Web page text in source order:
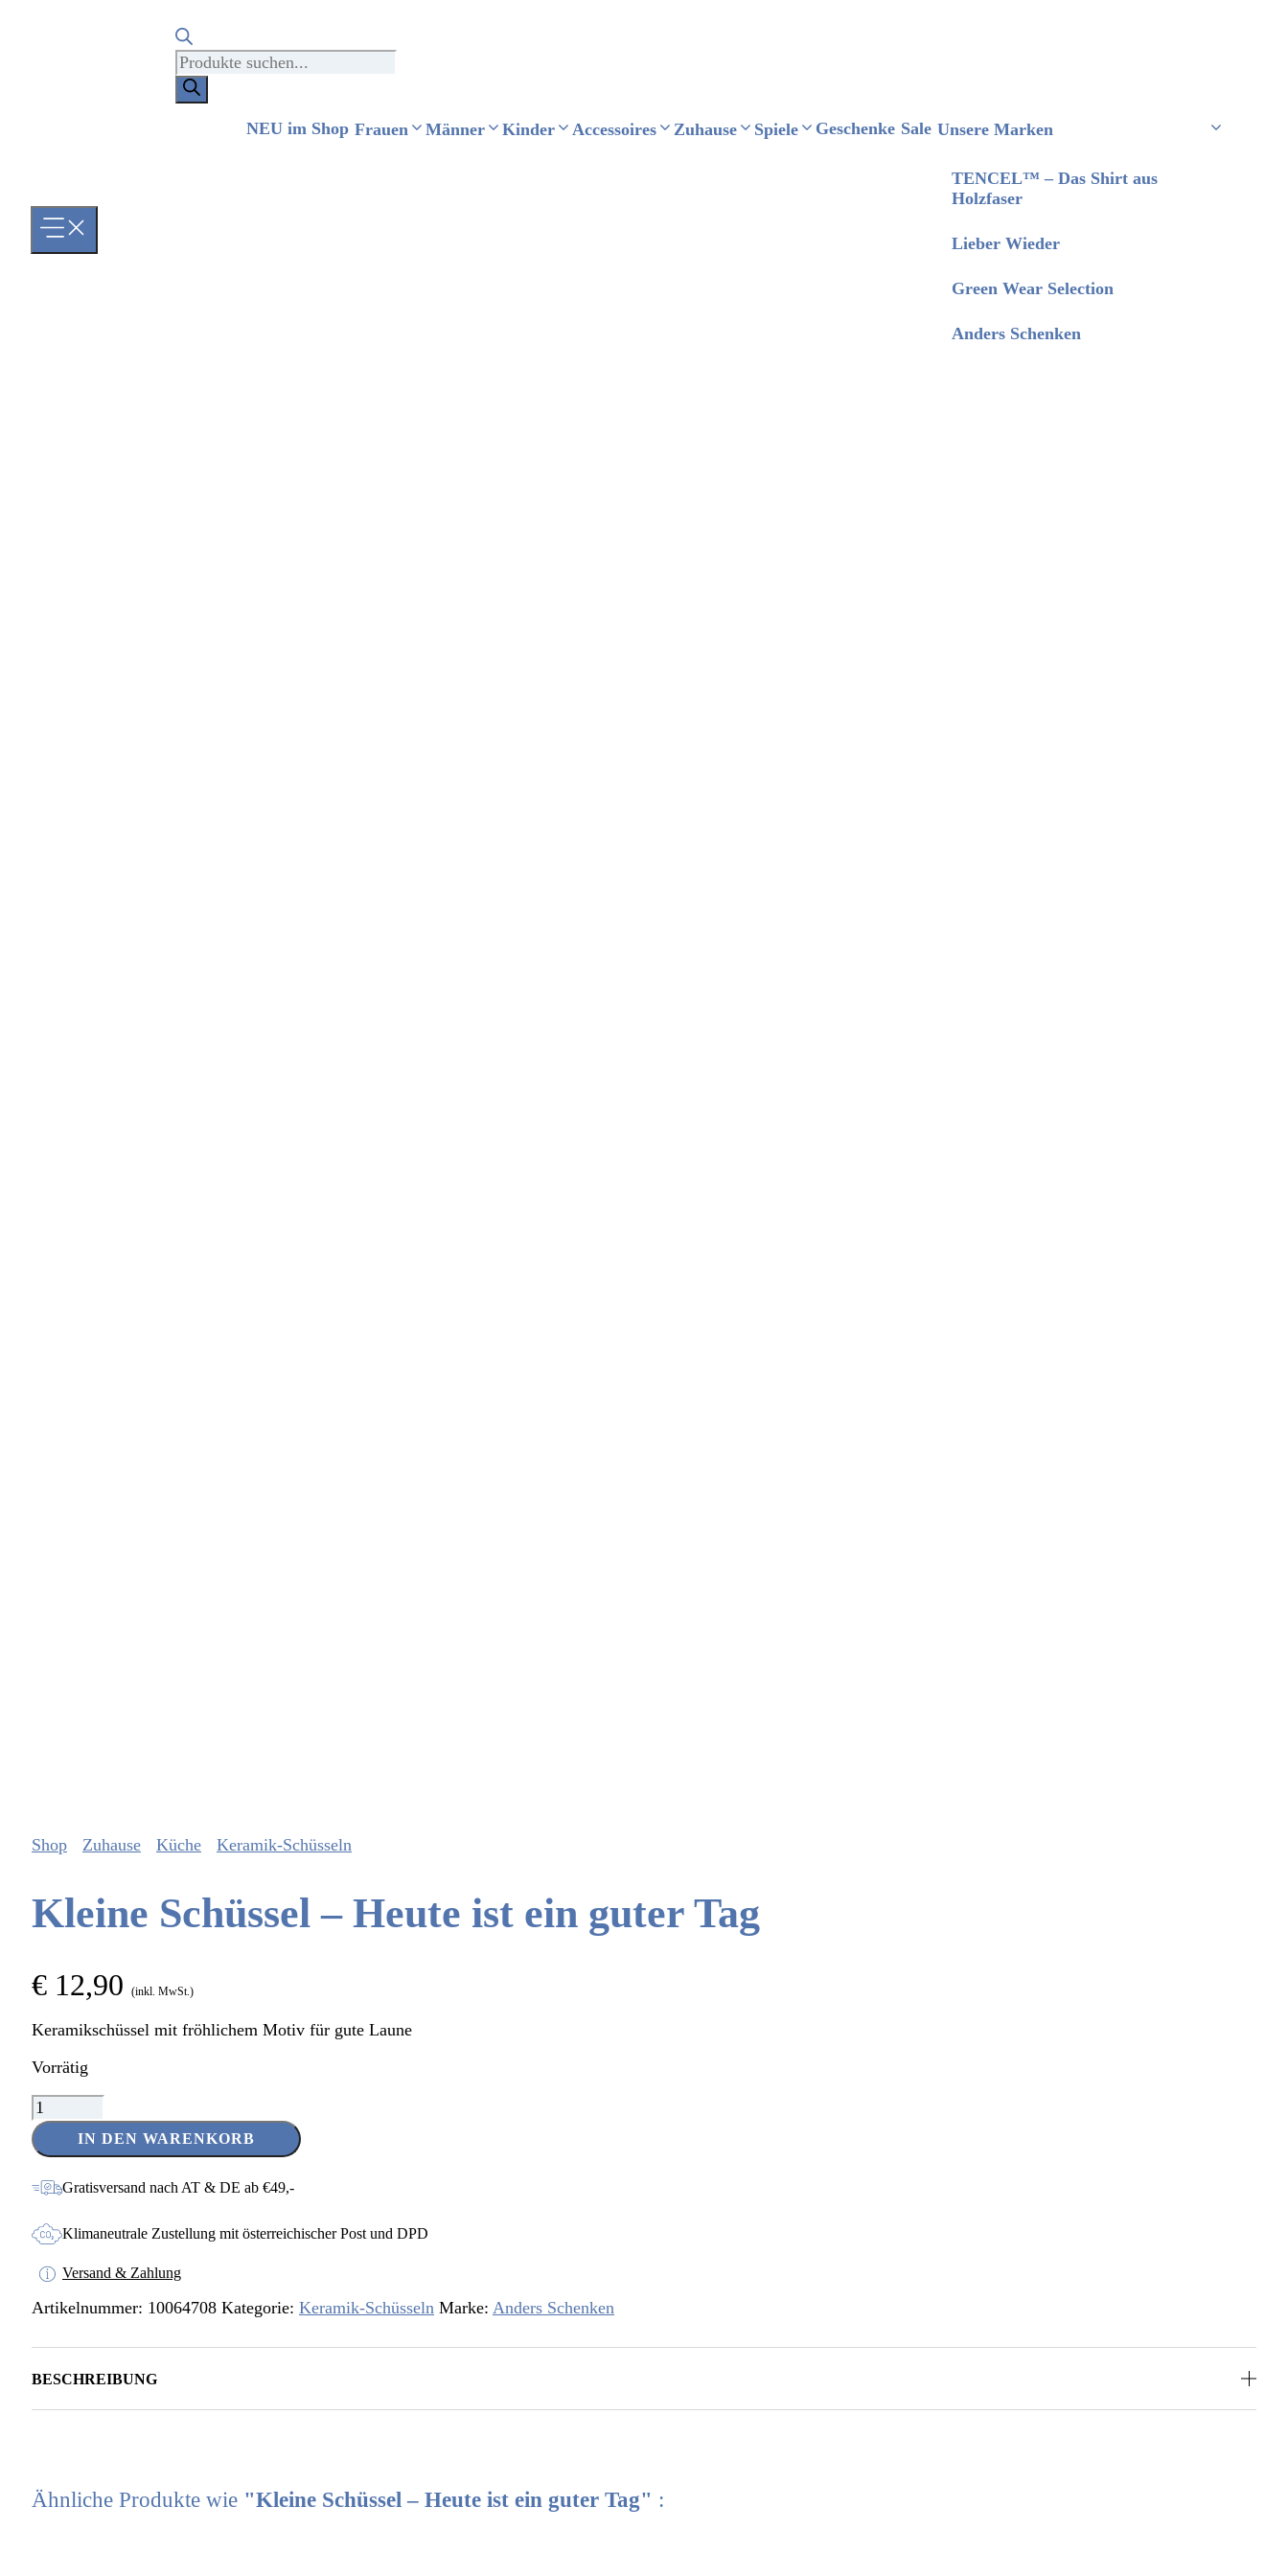
Products
search
NEU im Shop Frauen Männer Kinder Accessoires Zuhause Spiele Geschenke Sale Unsere Marken
TENCEL™ – Das Shirt aus
Holzfaser
Lieber Wieder
Green Wear Selection
Anders Schenken
Shop Zuhause Küche Keramik-Schüsseln
Kleine Schüssel – Heute ist ein guter Tag
€ 12,90 (inkl. MwSt.)
Keramikschüssel mit fröhlichem Motiv für gute Laune
Vorrätig
Kleine
Schüssel
–
Heute
ist
guter
Tag
Menge
IN DEN WARENKORB
Gratisversand nach AT & DE ab €49,-
Klimaneutrale Zustellung mit österreichischer Post und DPD
Versand & Zahlung
Artikelnummer: 10064708 Kategorie: Keramik-Schüsseln Marke: Anders Schenken
BESCHREIBUNG
Ähnliche Produkte wie "Kleine Schüssel – Heute ist ein guter Tag" :